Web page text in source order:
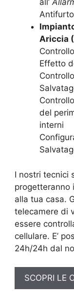
all’
Antifurto
Ariccia
Effetto
del
interni
I nostri tecnici
progetteranno
alla tua casa.
telecamere di
essere
cellulare. E’
24h/24h dal
SCOPRI LE